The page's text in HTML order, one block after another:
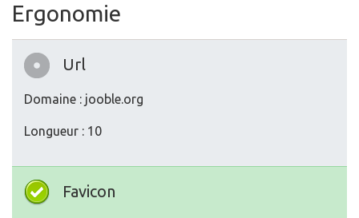
Ergonomie
Url
Domaine : jooble.org
Longueur : 10
Favicon